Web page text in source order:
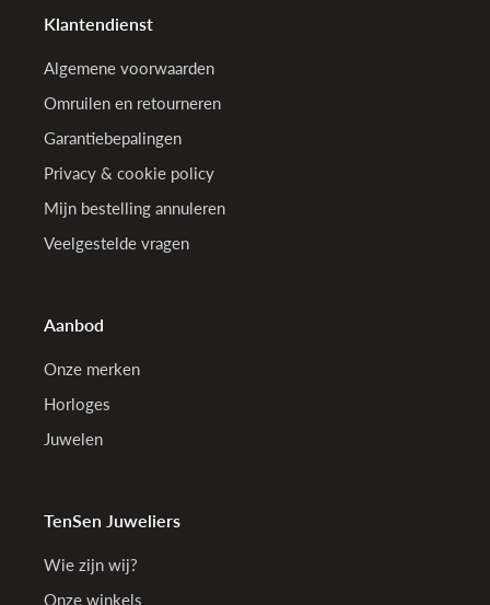
Klantendienst
Algemene voorwaarden
Omruilen en retourneren
Garantiebepalingen
Privacy & cookie policy
Mijn bestelling annuleren
Veelgestelde vragen
Aanbod
Onze merken
Horloges
Juwelen
TenSen Juweliers
Wie zijn wij?
Onze winkels